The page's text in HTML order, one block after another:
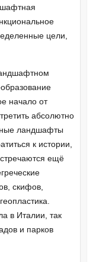
цели,
начало от
абсолютно
ландшафты
к истории,
ещё
скифов,
в Италии, так
и парков